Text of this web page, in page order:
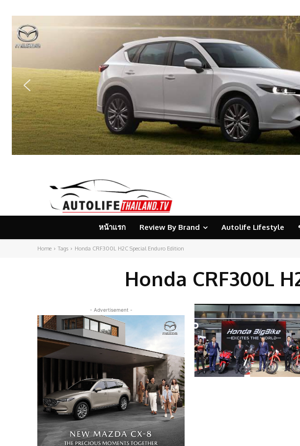
หน้าแรก Review By Brand Autolife Lifestyle
Home Tags Honda CRF300L H2C Special Enduro Edition
Honda CRF300L
- Advertisement -